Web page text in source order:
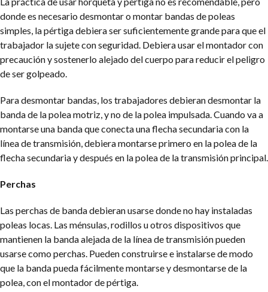
donde es necesario desmontar o montar bandas de poleas
simples, la pértiga debiera ser suficientemente grande para que el
trabajador la sujete con seguridad. Debiera usar el montador con
precaución y sostenerlo alejado del cuerpo para reducir el peligro
de ser golpeado.
Para desmontar bandas, los trabajadores debieran desmontar la
banda de la polea motriz, y no de la polea impulsada. Cuando va a
montarse una banda que conecta una flecha secundaria con la
línea de transmisión, debiera montarse primero en la polea de la
flecha secundaria y después en la polea de la transmisión principal.
Perchas
Las perchas de banda debieran usarse donde no hay instaladas
poleas locas. Las ménsulas, rodillos u otros dispositivos que
mantienen la banda alejada de la línea de transmisión pueden
usarse como perchas. Pueden construirse e instalarse de modo
que la banda pueda fácilmente montarse y desmontarse de la
polea, con el montador de pértiga.